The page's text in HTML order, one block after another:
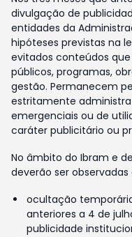
divulgação de
entidades da
hipóteses previstas na
evitados conteúdos
públicos, programas,
gestão. Permanecem
estritamente
emergenciais ou de
caráter publicitário ou
No âmbito do Ibram e
deverão ser
ocultação
anteriores a 4 de
publicidade